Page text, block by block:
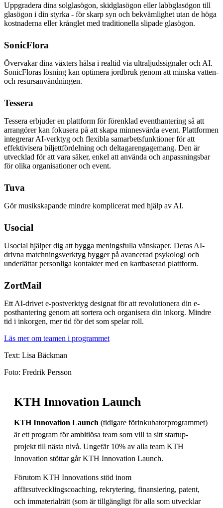
Uppgradera dina solglasögon, skidglasögon eller labbglasögon till
glasögon i din styrka - för skarp syn och bekvämlighet utan de höga
kostnaderna eller krånglet med traditionella slipade glasögon.
SonicFlora
Övervakar dina växters hälsa i realtid via ultraljudssignaler och AI.
SonicFloras lösning kan optimera jordbruk genom att minska vatten-
och resursanvändningen.
Tessera
Tessera erbjuder en plattform för förenklad eventhantering så att
arrangörer kan fokusera på att skapa minnesvärda event. Plattformen
integrerar AI-verktyg och flexibla samarbetsfunktioner för att
effektivisera biljettfördelning och deltagarengagemang. Den är
utvecklad för att vara säker, enkel att använda och anpassningsbar
för olika organisationer och event.
Tuva
Gör musikskapande mindre komplicerat med hjälp av AI.
Usocial
Usocial hjälper dig att bygga meningsfulla vänskaper. Deras AI-
drivna matchningsverktyg bygger på avancerad psykologi och
underlättar personliga kontakter med en kartbaserad plattform.
ZortMail
Ett AI-drivet e-postverktyg designat för att revolutionera din e-
posthantering genom att sortera och organisera din inkorg. Mindre
tid i inkorgen, mer tid för det som spelar roll.
Läs mer om teamen i programmet
Text: Lisa Bäckman
Foto: Fredrik Persson
KTH Innovation Launch
KTH Innovation Launch (tidigare förinkubatorprogrammet)
är ett program för ambitiösa team som vill ta sitt startup-
projekt till nästa nivå. Ungefär 10% av alla team KTH
Innovation stöttar går KTH Innovation Launch.
Förutom KTH Innovations stöd inom
affärsutvecklingscoaching, rekrytering, finansiering, patent,
och immaterialrätt (som är tillgängligt för alla som utvecklar